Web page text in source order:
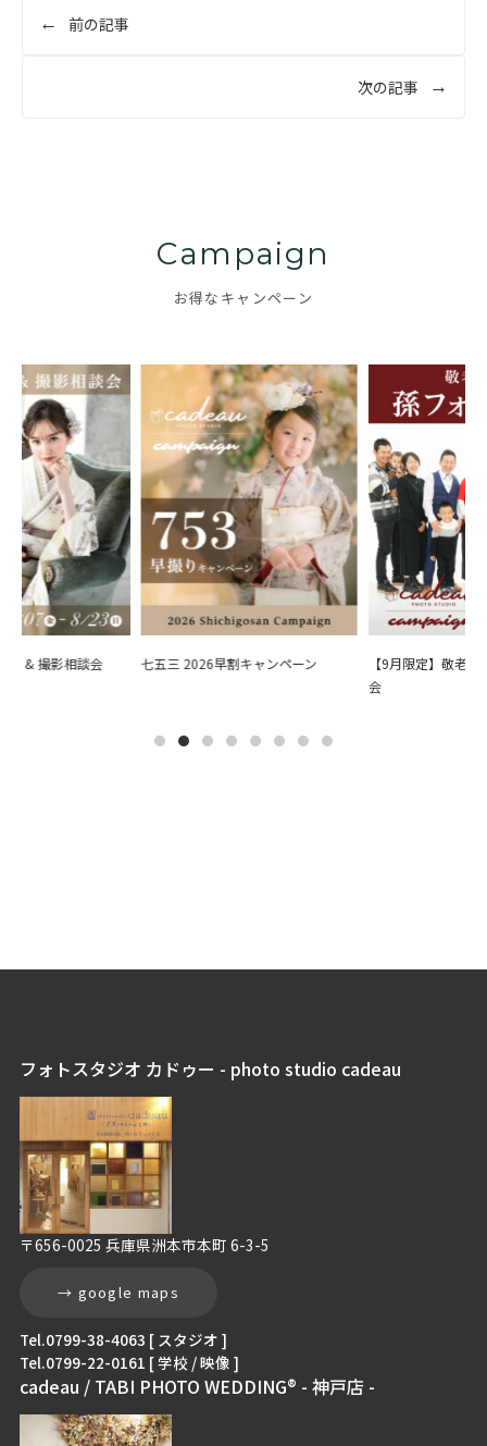
前の記事
次の記事
Campaign
お得なキャンペーン
& 撮影相談会 七五三 2026早割キャンペーン
【9月限定】敬老の
会
フォトスタジオ カドゥー - photo studio cadeau
〒656-0025 兵庫県洲本市本町 6-3-5
→ google maps
Tel.0799-38-4063 [ スタジオ ]
Tel.0799-22-0161 [ 学校 / 映像 ]
cadeau / TABI PHOTO WEDDING® - 神戸店 -